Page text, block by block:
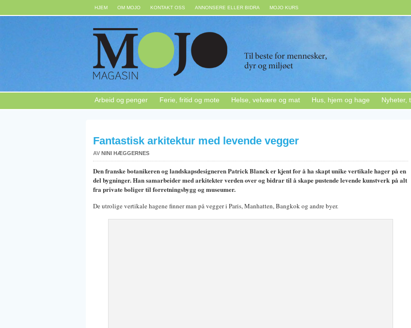
HJEM OM MOJO KONTAKT OSS ANNONSERE ELLER BIDRA MOJO KURS
Arbeid og penger Ferie, fritid og mote Helse, velvære og mat Hus, hjem og hage Nyheter,
Fantastisk arkitektur med levende vegger
AV NINI HÆGGERNES
Den franske botanikeren og landskapsdesigneren Patrick Blanck er kjent for å ha skapt unike vertikale hager på en
del bygninger. Han samarbeider med arkitekter verden over og bidrar til å skape pustende levende kunstverk på alt
fra private boliger til forretningsbygg og museumer.
De utrolige vertikale hagene finner man på vegger i Paris, Manhatten, Bangkok og andre byer.